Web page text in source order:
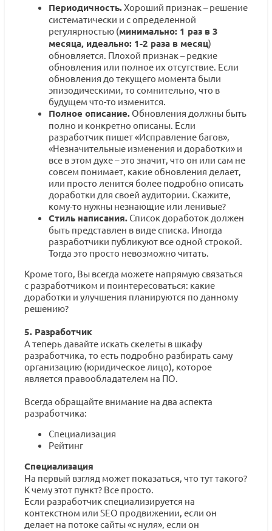
Периодичность.Хороший признак – решение
систематически и с определенной
регулярностью (минимально: 1 раз в 3
месяца, идеально: 1-2 раза в месяц)
обновляется. Плохой признак – редкие
обновления или полное их отсутствие. Если
обновления до текущего момента были
эпизодическими, то сомнительно, что в
будущем что-то изменится.
Полное описание. Обновления должны быть
полно и конкретно описаны. Если
разработчик пишет «Исправление багов»,
«Незначительные изменения и доработки» и
все в этом духе – это значит, что он или сам не
совсем понимает, какие обновления делает,
или просто ленится более подробно описать
доработки для своей аудитории. Скажите,
кому-то нужны незнающие или ленивые?
Стиль написания. Список доработок должен
быть представлен в виде списка. Иногда
разработчики публикуют все одной строкой.
Тогда это просто невозможно читать.
Кроме того, Вы всегда можете напрямую связаться
с разработчиком и поинтересоваться: какие
доработки и улучшения планируются по данному
решению?
5. Разработчик
А теперь давайте искать скелеты в шкафу
разработчика, то есть подробно разбирать саму
организацию (юридическое лицо), которое
является правообладателем на ПО.
Всегда обращайте внимание на два аспекта
разработчика:
Специализация
Рейтинг
Специализация
На первый взгляд может показаться, что тут такого?
К чему этот пункт? Все просто.
Если разработчик специализируется на
контекстном или SEO продвижении, если он
делает на потоке сайты «с нуля», если он